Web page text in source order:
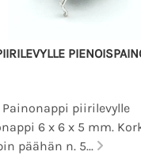
Painonappi piirilevylle
6 x 6 x 5 mm.
päähän n. 5...